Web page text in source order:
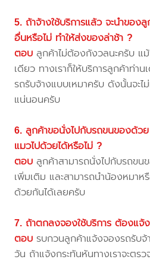
5. ถ้าจ้างใช้บริการแล้ว จะนำของ
อื่นหรือไม่ ทำให้ส่งของล่าช้า ?
ตอบ ลูกค้าไม่ต้องกังวลนะครับ แ
เดียว ทางเราก็ให้บริการลูกค้าท่าน
รถรับจ้างแบบเหมาครับ ดังนั้นจะ
แน่นอนครับ
6. ลูกค้าขอนั่งไปกับรถขนของด้ว
แมวไปด้วยได้หรือไม่ ?
ตอบ ลูกค้าสามารถนั่งไปกับรถขน
เพิ่มเติม และสามารถนำน้องหมา
ด้วยกันได้เลยครับ
7. ถ้าตกลงจองใช้บริการ ต้องแจ้
ตอบ รบกวนลูกค้าแจ้งจองรถรับ
วัน ถ้าแจ้งกระทันหันทางเราจะตร